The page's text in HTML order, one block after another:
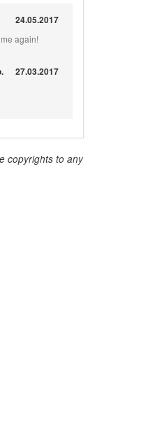
24.05.2017
again!
27.03.2017
copyrights to any